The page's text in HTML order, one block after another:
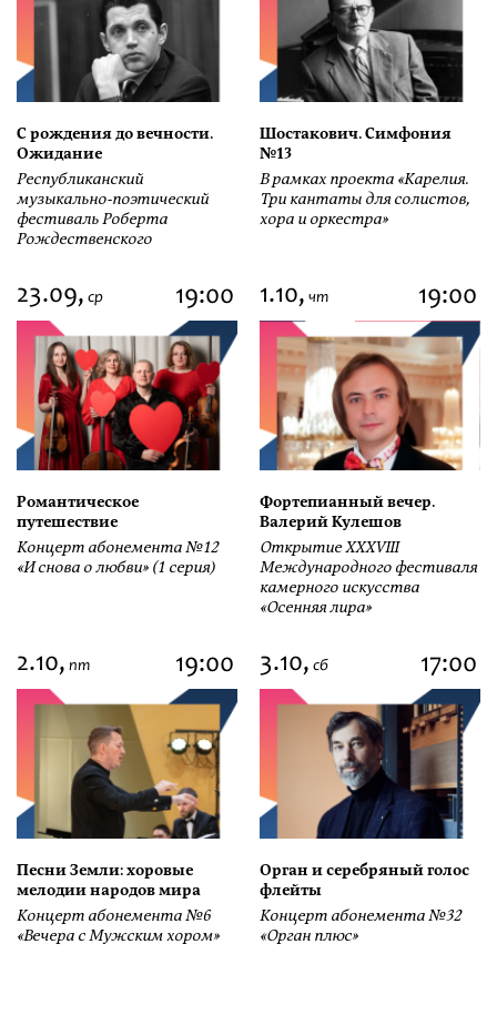
С рождения до вечности.
Ожидание
Республиканский
музыкально-поэтический
фестиваль Роберта
Рождественского
Шостакович. Симфония
№13
В рамках проекта «Карелия.
Три кантаты для солистов,
хора и оркестра»
23.09, ср 19:00
Романтическое
путешествие
Концерт абонемента №12
«И снова о любви» (1 серия)
1.10, чт 19:00
Фортепианный вечер.
Валерий Кулешов
Открытие ХХХVIII
Международного фестиваля
камерного искусства
«Осенняя лира»
2.10, пт 19:00
Песни Земли: хоровые
мелодии народов мира
Концерт абонемента №6
«Вечера с Мужским хором»
3.10, сб 17:00
Орган и серебряный голос
флейты
Концерт абонемента №32
«Орган плюс»